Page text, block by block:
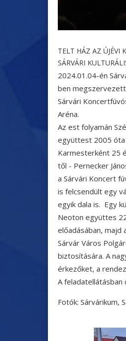
TELT HÁZ AZ ÚJÉVI
SÁRVÁRI
2024.01.04-én
ben
Sárvári
Aréna.
Az est folyamán
együttest 2005 óta
Karmesterként 25
től - Pernecker
a Sárvári Koncert
is felcsendült egy
egyik dala is. Egy
Neoton együttes
előadásában, majd
Sárvár Város
biztosítására. A
érkezőket, a
A
Fotók: Sárvárikum,